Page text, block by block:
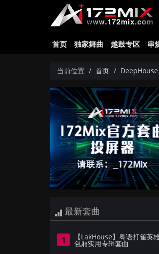
首页 独家舞曲 越鼓专区 串
当前位置 首页 DeepHouse
最新套曲
1 【LakHouse】粤语打雀英
包厢实用专辑套曲